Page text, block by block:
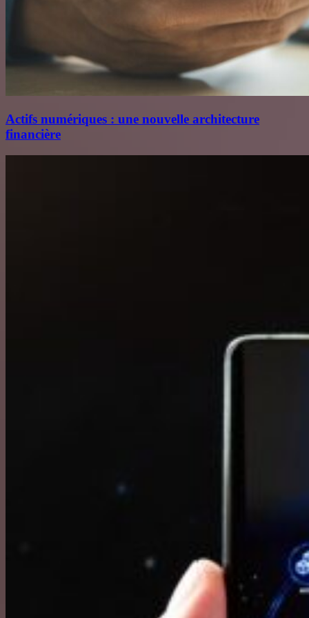
Actifs numériques : une nouvelle architecture
financière